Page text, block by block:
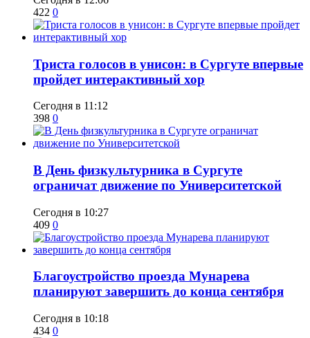
422 0
​Триста голосов в унисон: в Сургуте впервые
пройдет интерактивный хор
Сегодня в 11:12
398 0
​В День физкультурника в Сургуте
ограничат движение по Университетской
Сегодня в 10:27
409 0
Благоустройство проезда Мунарева
планируют завершить до конца сентября
Сегодня в 10:18
434 0